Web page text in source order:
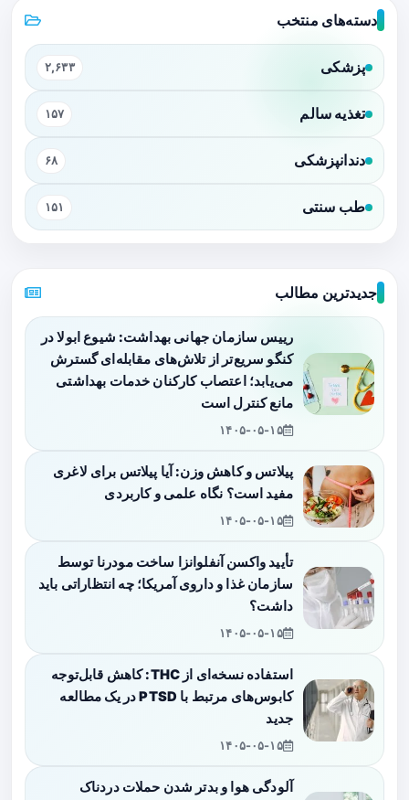
دسته‌های منتخب
پزشکی ۲,۶۳۳
تغذیه سالم ۱۵۷
دندانپزشکی ۶۸
طب سنتی ۱۵۱
جدیدترین مطالب
رییس سازمان جهانی بهداشت: شیوع ابولا در
کنگو سریع‌تر از تلاش‌های مقابله‌ای گسترش
می‌یابد؛ اعتصاب کارکنان خدمات بهداشتی
مانع کنترل است
۱۴۰۵-۰۵-۱۵
پیلاتس و کاهش وزن: آیا پیلاتس برای لاغری
مفید است؟ نگاه علمی و کاربردی
۱۴۰۵-۰۵-۱۵
تأیید واکسن آنفلوانزا ساخت مودرنا توسط
سازمان غذا و داروی آمریکا؛ چه انتظاراتی باید
داشت؟
۱۴۰۵-۰۵-۱۵
استفاده نسخه‌ای از THC: کاهش قابل‌توجه
کابوس‌های مرتبط با PTSD در یک مطالعه
جدید
۱۴۰۵-۰۵-۱۵
آلودگی هوا و بدتر شدن حملات دردناک